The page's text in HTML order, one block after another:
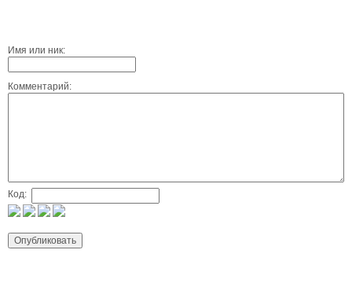
Имя или ник:
Комментарий:
Код: